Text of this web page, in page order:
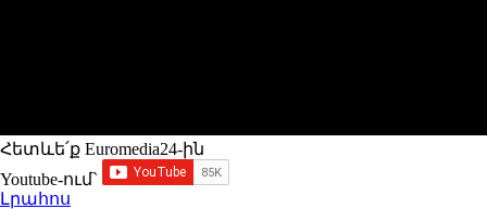
Հետևե՛ք Euromedia24-ին
Youtube-ում`
Լրահոս